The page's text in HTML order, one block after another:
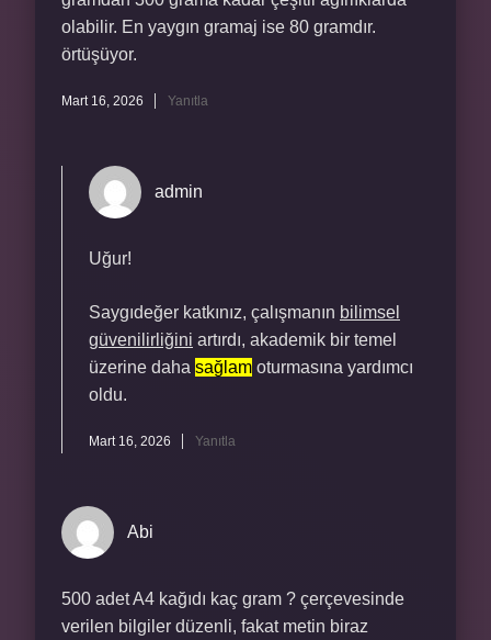
olabilir. En yaygın gramaj ise 80 gramdır.
örtüşüyor.
Mart 16, 2026 Yanıtla
admin
Uğur!
Saygıdeğer katkınız, çalışmanın bilimsel
güvenilirliğini artırdı, akademik bir temel
üzerine daha sağlam oturmasına yardımcı
oldu.
Mart 16, 2026 Yanıtla
Abi
500 adet A4 kağıdı kaç gram ? çerçevesinde
verilen bilgiler düzenli, fakat metin biraz